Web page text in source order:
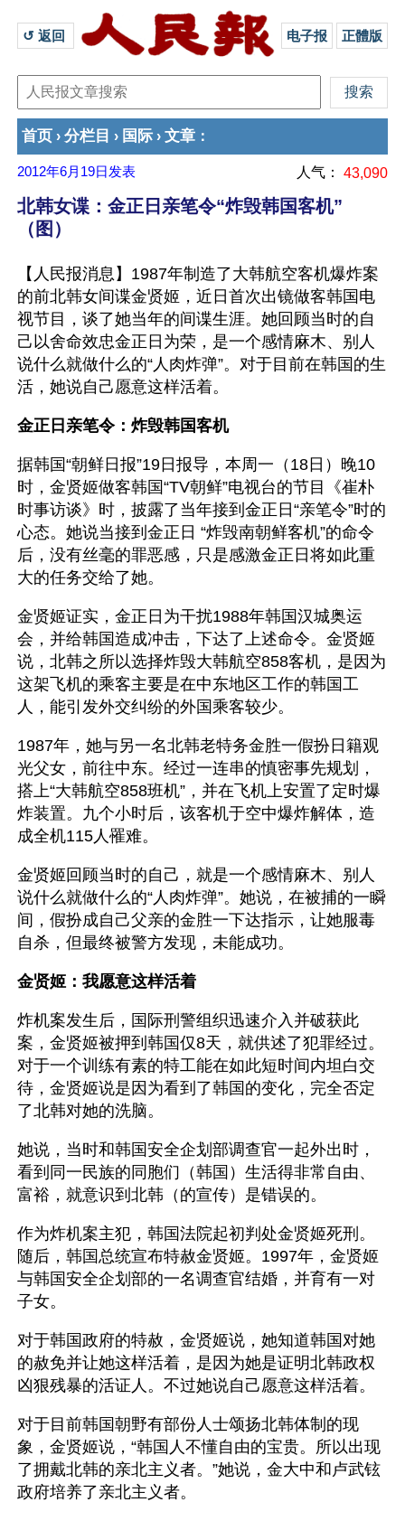
↺ 返回 电子报 正體版
首页 › 分栏目 › 国际 › 文章 ：
2012年6月19日 发表 人气： 43,090
北韩女谍：金正日亲笔令“炸毁韩国客机”
（图）
【人民报消息】1987年制造了大韩航空客机爆炸案
的前北韩女间谍金贤姬，近日首次出镜做客韩国电
视节目，谈了她当年的间谍生涯。她回顾当时的自
己以舍命效忠金正日为荣，是一个感情麻木、别人
说什么就做什么的“人肉炸弹”。对于目前在韩国的生
活，她说自己愿意这样活着。
金正日亲笔令：炸毁韩国客机
据韩国“朝鲜日报”19日报导，本周一（18日）晚10
时，金贤姬做客韩国“TV朝鲜”电视台的节目《崔朴
时事访谈》时，披露了当年接到金正日“亲笔令”时的
心态。她说当接到金正日 “炸毁南朝鲜客机”的命令
后，没有丝毫的罪恶感，只是感激金正日将如此重
大的任务交给了她。
金贤姬证实，金正日为干扰1988年韩国汉城奥运
会，并给韩国造成冲击，下达了上述命令。金贤姬
说，北韩之所以选择炸毁大韩航空858客机，是因为
这架飞机的乘客主要是在中东地区工作的韩国工
人，能引发外交纠纷的外国乘客较少。
1987年，她与另一名北韩老特务金胜一假扮日籍观
光父女，前往中东。经过一连串的慎密事先规划，
搭上“大韩航空858班机”，并在飞机上安置了定时爆
炸装置。九个小时后，该客机于空中爆炸解体，造
成全机115人罹难。
金贤姬回顾当时的自己，就是一个感情麻木、别人
说什么就做什么的“人肉炸弹”。她说，在被捕的一瞬
间，假扮成自己父亲的金胜一下达指示，让她服毒
自杀，但最终被警方发现，未能成功。
金贤姬：我愿意这样活着
炸机案发生后，国际刑警组织迅速介入并破获此
案，金贤姬被押到韩国仅8天，就供述了犯罪经过。
对于一个训练有素的特工能在如此短时间内坦白交
待，金贤姬说是因为看到了韩国的变化，完全否定
了北韩对她的洗脑。
她说，当时和韩国安全企划部调查官一起外出时，
看到同一民族的同胞们（韩国）生活得非常自由、
富裕，就意识到北韩（的宣传）是错误的。
作为炸机案主犯，韩国法院起初判处金贤姬死刑。
随后，韩国总统宣布特赦金贤姬。1997年，金贤姬
与韩国安全企划部的一名调查官结婚，并育有一对
子女。
对于韩国政府的特赦，金贤姬说，她知道韩国对她
的赦免并让她这样活着，是因为她是证明北韩政权
凶狠残暴的活证人。不过她说自己愿意这样活着。
对于目前韩国朝野有部份人士颂扬北韩体制的现
象，金贤姬说，“韩国人不懂自由的宝贵。所以出现
了拥戴北韩的亲北主义者。”她说，金大中和卢武铉
政府培养了亲北主义者。